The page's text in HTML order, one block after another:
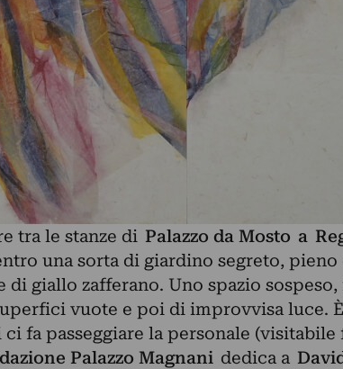
tra le stanze di Palazzo da Mosto a
una sorta di giardino segreto, pieno
giallo zafferano. Uno spazio sospeso,
vuote e poi di improvvisa luce.
fa passeggiare la personale (visitabile
Palazzo Magnani dedica a